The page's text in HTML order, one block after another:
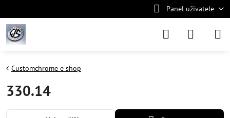
Panel uživatele
Customchrome e shop
330.14